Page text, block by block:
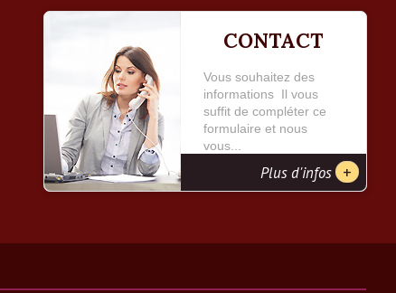
CONTACT
Vous souhaitez des
informations Il vous
suffit de compléter ce
formulaire et nous
vous...
Plus d'infos +